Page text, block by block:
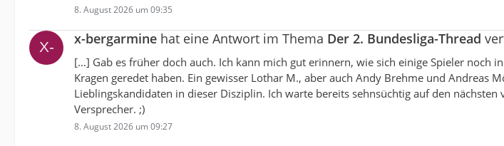
8. August 2026 um 09:35
x-bergarmine hat eine Antwort im Thema Der 2. Bundesliga-Thread
[…] Gab es früher doch auch. Ich kann mich gut erinnern, wie sich einige Spieler noch
Kragen geredet haben. Ein gewisser Lothar M., aber auch Andy Brehme und Andreas
Lieblingskandidaten in dieser Disziplin. Ich warte bereits sehnsüchtig auf den nächsten
Versprecher. ;)
8. August 2026 um 09:27